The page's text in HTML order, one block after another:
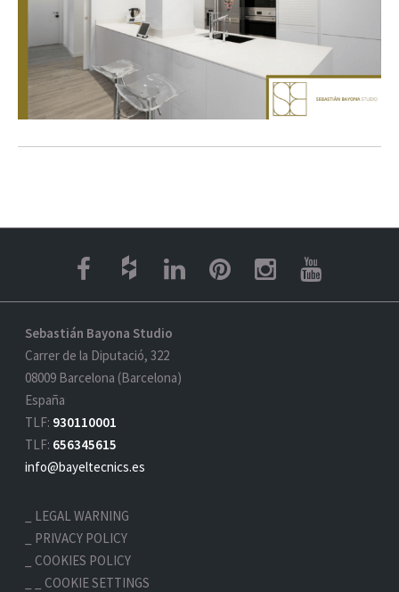
Sebastián Bayona Studio
Carrer de la Diputació, 322
08009 Barcelona (Barcelona)
España
TLF: 930110001
TLF: 656345615
info@bayeltecnics.es
LEGAL WARNING
PRIVACY POLICY
COOKIES POLICY
_ COOKIE SETTINGS